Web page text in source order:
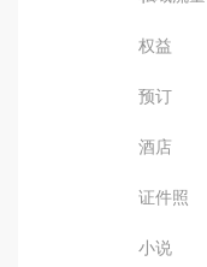
权益
预订
酒店
证件照
小说